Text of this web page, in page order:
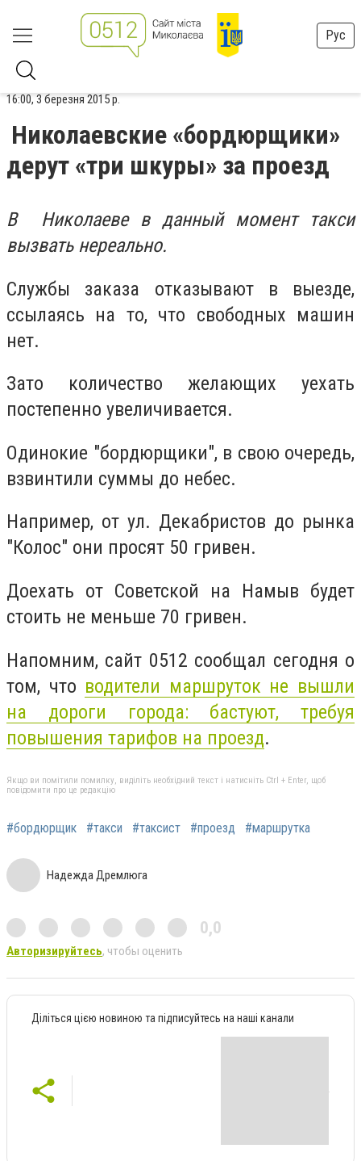
Рус
16:00, 3 березня 2015 р.
Николаевские «бордюрщики»
дерут «три шкуры» за проезд
В Николаеве в данный момент такси
вызвать нереально.
Службы заказа отказывают в выезде,
ссылаясь на то, что свободных машин
нет.
Зато количество желающих уехать
постепенно увеличивается.
Одинокие "бордюрщики", в свою очередь,
взвинтили суммы до небес.
Например, от ул. Декабристов до рынка
"Колос" они просят 50 гривен.
Доехать от Советской на Намыв будет
стоить не меньше 70 гривен.
Напомним, сайт 0512 сообщал сегодня о
том, что водители маршруток не вышли
на дороги города: бастуют, требуя
повышения тарифов на проезд.
Якщо ви помітили помилку, виділіть необхідний текст і натисніть Ctrl + Enter, щоб
повідомити про це редакцію
#бордюрщик #такси #таксист #проезд #маршрутка
Надежда Дремлюга
0,0
Авторизируйтесь, чтобы оценить
Діліться цією новиною та підписуйтесь на наші канали